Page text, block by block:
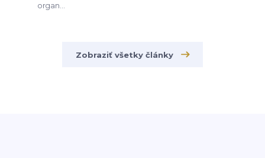
organ...
Zobraziť všetky články